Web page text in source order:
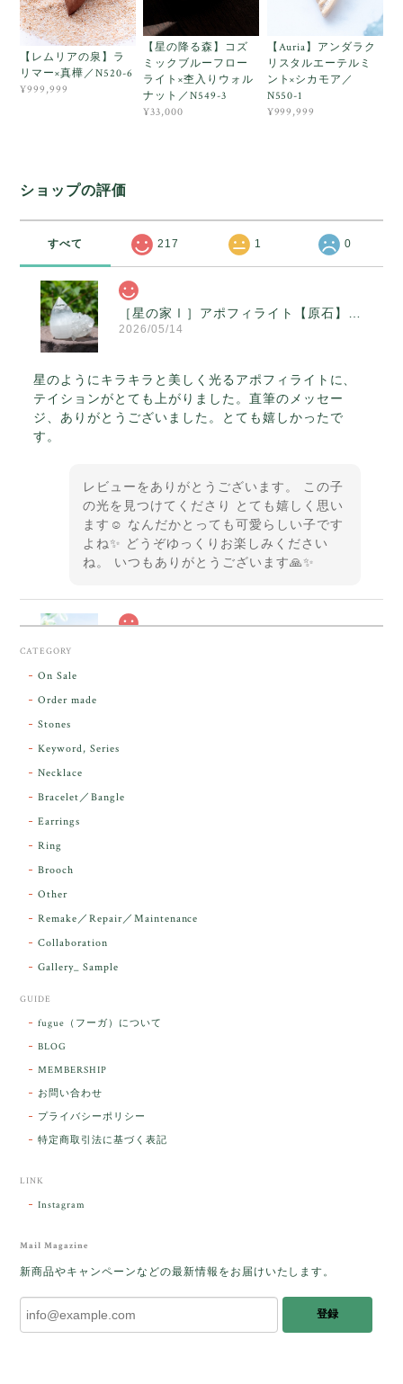
【レムリアの泉】ラ
リマー×真樺／N520-6
¥999,999
【星の降る森】コズ
ミックブルーフロー
ライト×杢入りウォル
ナット／N549-3
¥33,000
【Auria】アンダラク
リスタルエーテルミ
ント×シカモア／
N550-1
¥999,999
ショップの評価
すべて 217 1 0
2026/05/14
星のようにキラキラと美しく光るアポフィライトに、
テイションがとても上がりました。直筆のメッセー
ジ、ありがとうございました。とても嬉しかったで
す。
レビューをありがとうございます。 この子
の光を見つけてくださり とても嬉しく思い
ます☺️ なんだかとっても可愛らしい子です
よね✨ どうぞゆっくりお楽しみください
ね。 いつもありがとうございます🙏✨
ンダラで感動しました。素敵な箱と和紙で石を包んで
下さり、ありがとうございました。
レビューをありがとうございます。 実物を
こそ この度は誠にありがとうございまし
た人に幸せが訪れる」という言い伝えがあるケサラン
パサラン。とっても素敵です。メッセージでは色々記
憶違いもありましたが、またいつかお会いして楽しい
した。
をあたたかく迎え入れてくださり とても嬉
しく思います。 この石のふわりとした光を
ランパサラン」でした。これからはT様の
傍で そっと見守ってくれるのではないかな
CATEGORY
On Sale
Order made
Stones
Keyword, Series
Necklace
Bracelet／Bangle
Earrings
Ring
Brooch
Other
Remake／Repair／Maintenance
Collaboration
Gallery_ Sample
GUIDE
fugue（フーガ）について
BLOG
MEMBERSHIP
お問い合わせ
プライバシーポリシー
特定商取引法に基づく表記
LINK
Instagram
Mail Magazine
新商品やキャンペーンなどの最新情報をお届けいたします。
登録